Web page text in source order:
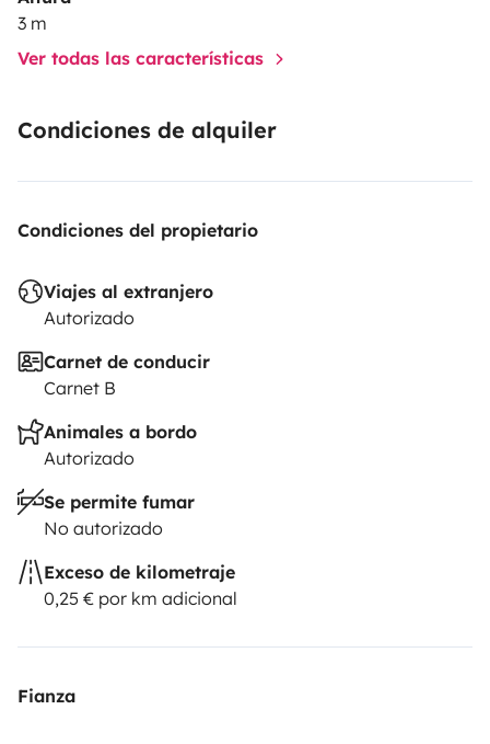
3 m
Ver todas las características
Condiciones de alquiler
Condiciones del propietario
Viajes al extranjero
Autorizado
Carnet de conducir
Carnet B
Animales a bordo
Autorizado
Se permite fumar
No autorizado
Exceso de kilometraje
0,25 € por km adicional
Fianza